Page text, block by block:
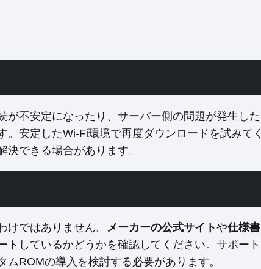
不安定になったり、サーバー側の問題が発生した
安定したWi-Fi環境で再度ダウンロードを試みてく
決できる場合があります。
ではありません。 メーカーの公式サイトや仕様書
しているかどうかを確認してください。サポート
ROMの導入を検討する必要があります。